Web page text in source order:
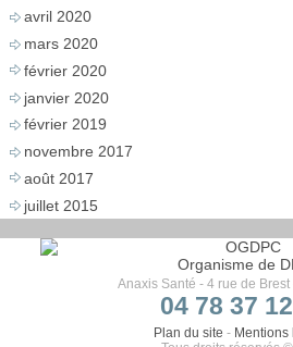
avril 2020
mars 2020
février 2020
janvier 2020
février 2019
novembre 2017
août 2017
juillet 2015
Organisme de
Anaxis Santé - 4 rue de
04 78 37
Plan du site - Mentions